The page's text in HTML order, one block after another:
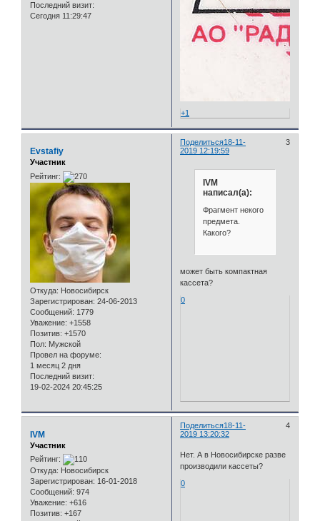
Последний визит:
Сегодня 11:29:47
+1
Поделиться 3
18-11-
2019 12:19:59
Evstafiy
Участник
Рейтинг:
Откуда: Новосибирск
Зарегистрирован: 24-06-2013
Сообщений: 1779
Уважение: +1558
Позитив: +1570
Пол: Мужской
Провел на форуме:
1 месяц 2 дня
Последний визит:
19-02-2024 20:45:25
IVM
написал(а):
Фрагмент некого
предмета.
Какого?
может быть компактная
кассета?
0
Поделиться 4
18-11-
2019 13:20:32
IVM
Участник
Рейтинг:
Откуда: Новосибирск
Зарегистрирован: 16-01-2018
Сообщений: 974
Уважение: +616
Позитив: +167
Нет. А в Новосибирске разве
производили кассеты?
0